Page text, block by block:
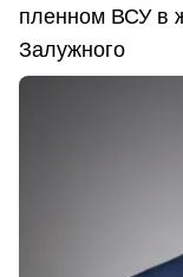
пленном ВСУ в
Залужного